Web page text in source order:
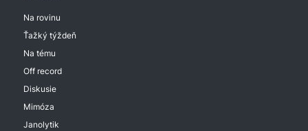
Na rovinu
Ťažký týždeň
Na tému
Off record
Diskusie
Mimóza
Janolytik